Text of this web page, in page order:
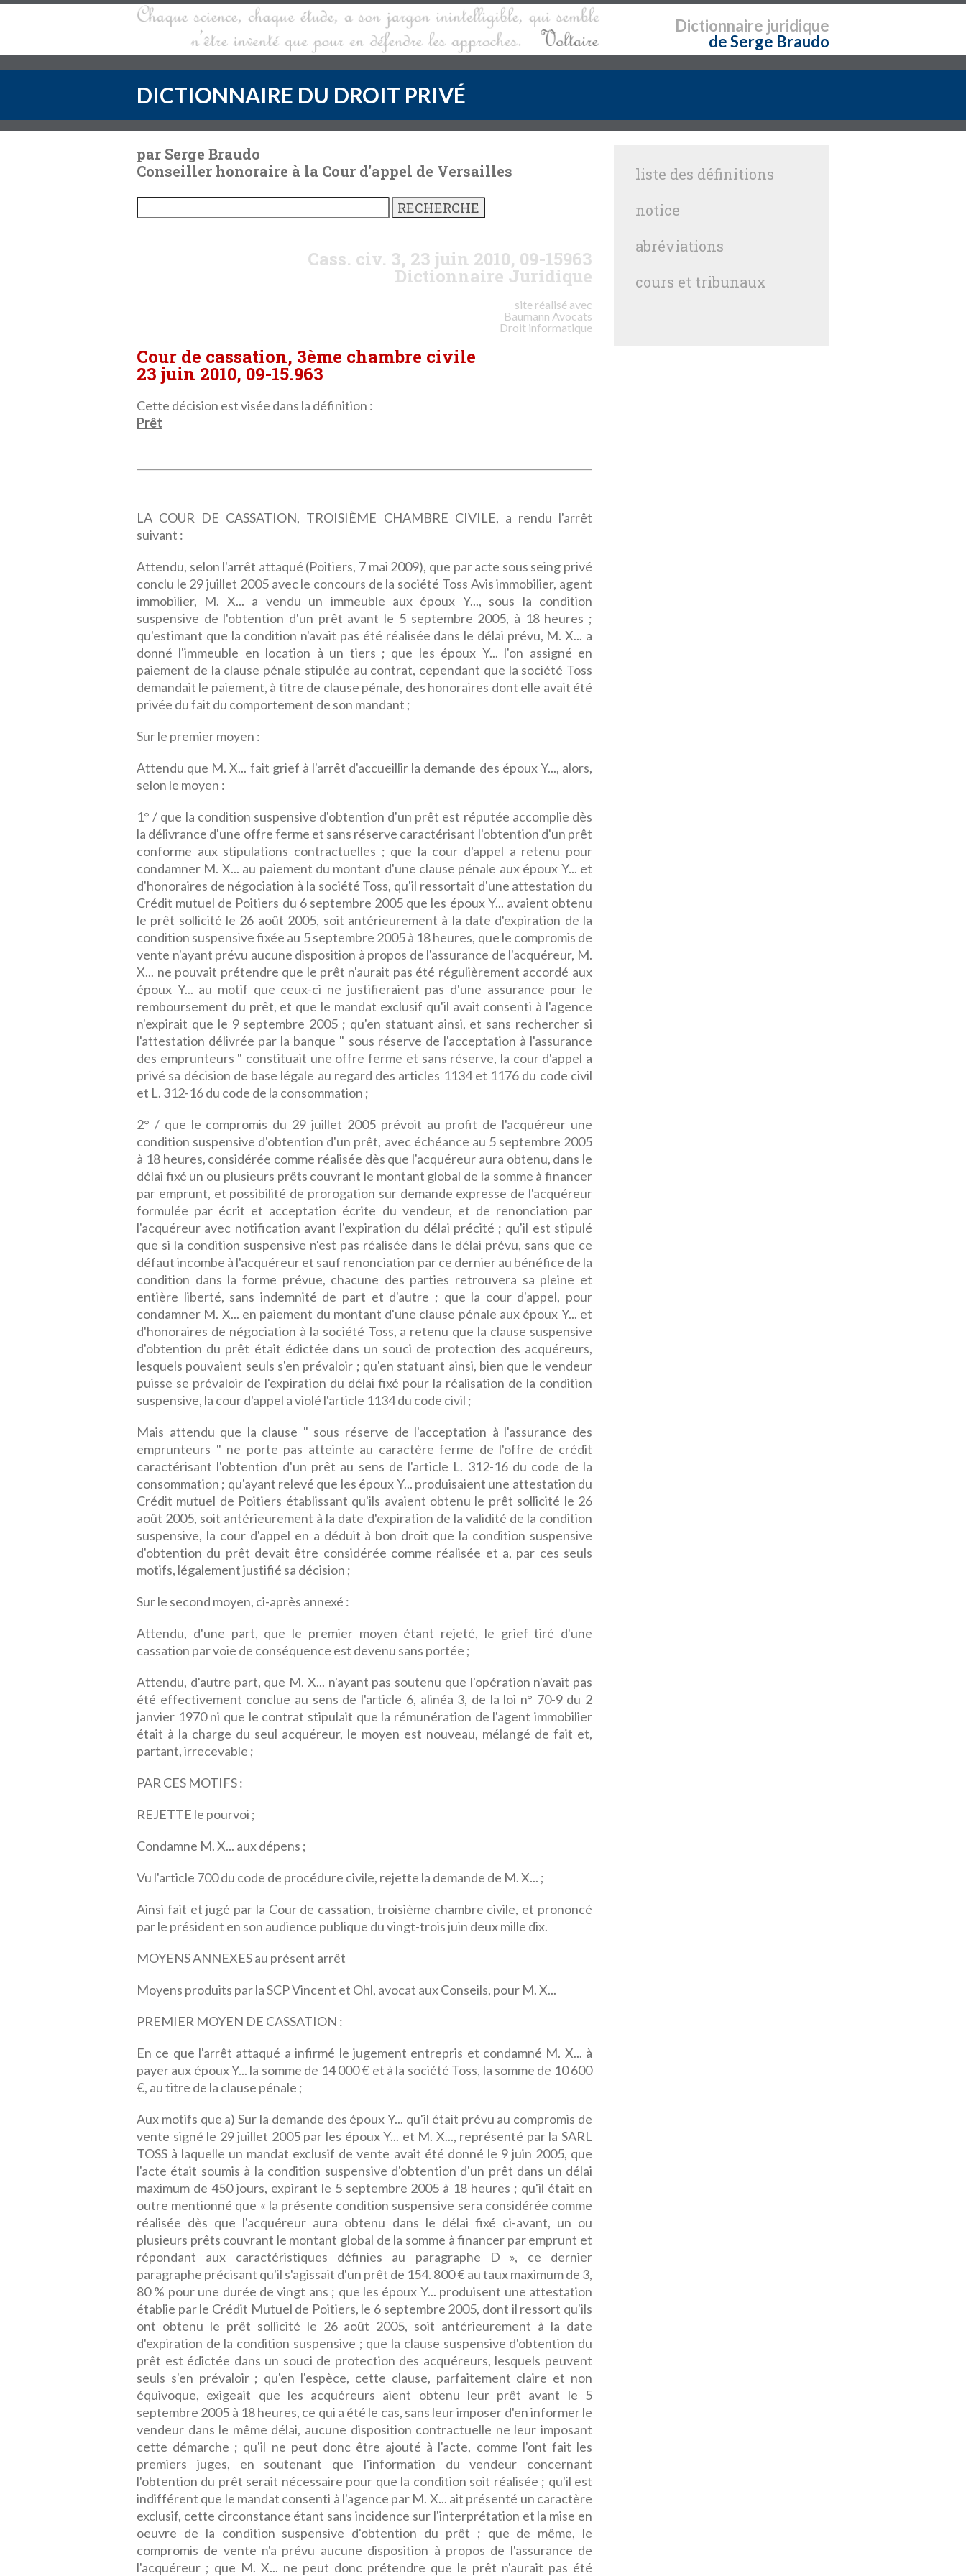
Dictionnaire juridique
de Serge Braudo
DICTIONNAIRE DU DROIT PRIVÉ
par Serge Braudo
Conseiller honoraire à la Cour d'appel de Versailles
Cass. civ. 3, 23 juin 2010, 09-15963
Dictionnaire Juridique
site réalisé avec
Baumann Avocats
Droit informatique
Cour de cassation, 3ème chambre civile
23 juin 2010, 09-15.963
Cette décision est visée dans la définition :
Prêt
LA COUR DE CASSATION, TROISIÈME CHAMBRE CIVILE, a rendu l'arrêt
suivant :
Attendu, selon l'arrêt attaqué (Poitiers, 7 mai 2009), que par acte sous seing privé
conclu le 29 juillet 2005 avec le concours de la société Toss Avis immobilier, agent
immobilier, M. X... a vendu un immeuble aux époux Y..., sous la condition
suspensive de l'obtention d'un prêt avant le 5 septembre 2005, à 18 heures ;
qu'estimant que la condition n'avait pas été réalisée dans le délai prévu, M. X... a
donné l'immeuble en location à un tiers ; que les époux Y... l'on assigné en
paiement de la clause pénale stipulée au contrat, cependant que la société Toss
demandait le paiement, à titre de clause pénale, des honoraires dont elle avait été
privée du fait du comportement de son mandant ;
Sur le premier moyen :
Attendu que M. X... fait grief à l'arrêt d'accueillir la demande des époux Y..., alors,
selon le moyen :
1° / que la condition suspensive d'obtention d'un prêt est réputée accomplie dès
la délivrance d'une offre ferme et sans réserve caractérisant l'obtention d'un prêt
conforme aux stipulations contractuelles ; que la cour d'appel a retenu pour
condamner M. X... au paiement du montant d'une clause pénale aux époux Y... et
d'honoraires de négociation à la société Toss, qu'il ressortait d'une attestation du
Crédit mutuel de Poitiers du 6 septembre 2005 que les époux Y... avaient obtenu
le prêt sollicité le 26 août 2005, soit antérieurement à la date d'expiration de la
condition suspensive fixée au 5 septembre 2005 à 18 heures, que le compromis de
vente n'ayant prévu aucune disposition à propos de l'assurance de l'acquéreur, M.
X... ne pouvait prétendre que le prêt n'aurait pas été régulièrement accordé aux
époux Y... au motif que ceux-ci ne justifieraient pas d'une assurance pour le
remboursement du prêt, et que le mandat exclusif qu'il avait consenti à l'agence
n'expirait que le 9 septembre 2005 ; qu'en statuant ainsi, et sans rechercher si
l'attestation délivrée par la banque " sous réserve de l'acceptation à l'assurance
des emprunteurs " constituait une offre ferme et sans réserve, la cour d'appel a
privé sa décision de base légale au regard des articles 1134 et 1176 du code civil
et L. 312-16 du code de la consommation ;
2° / que le compromis du 29 juillet 2005 prévoit au profit de l'acquéreur une
condition suspensive d'obtention d'un prêt, avec échéance au 5 septembre 2005
à 18 heures, considérée comme réalisée dès que l'acquéreur aura obtenu, dans le
délai fixé un ou plusieurs prêts couvrant le montant global de la somme à financer
par emprunt, et possibilité de prorogation sur demande expresse de l'acquéreur
formulée par écrit et acceptation écrite du vendeur, et de renonciation par
l'acquéreur avec notification avant l'expiration du délai précité ; qu'il est stipulé
que si la condition suspensive n'est pas réalisée dans le délai prévu, sans que ce
défaut incombe à l'acquéreur et sauf renonciation par ce dernier au bénéfice de la
condition dans la forme prévue, chacune des parties retrouvera sa pleine et
entière liberté, sans indemnité de part et d'autre ; que la cour d'appel, pour
condamner M. X... en paiement du montant d'une clause pénale aux époux Y... et
d'honoraires de négociation à la société Toss, a retenu que la clause suspensive
d'obtention du prêt était édictée dans un souci de protection des acquéreurs,
lesquels pouvaient seuls s'en prévaloir ; qu'en statuant ainsi, bien que le vendeur
puisse se prévaloir de l'expiration du délai fixé pour la réalisation de la condition
suspensive, la cour d'appel a violé l'article 1134 du code civil ;
Mais attendu que la clause " sous réserve de l'acceptation à l'assurance des
emprunteurs " ne porte pas atteinte au caractère ferme de l'offre de crédit
caractérisant l'obtention d'un prêt au sens de l'article L. 312-16 du code de la
consommation ; qu'ayant relevé que les époux Y... produisaient une attestation du
Crédit mutuel de Poitiers établissant qu'ils avaient obtenu le prêt sollicité le 26
août 2005, soit antérieurement à la date d'expiration de la validité de la condition
suspensive, la cour d'appel en a déduit à bon droit que la condition suspensive
d'obtention du prêt devait être considérée comme réalisée et a, par ces seuls
motifs, légalement justifié sa décision ;
Sur le second moyen, ci-après annexé :
Attendu, d'une part, que le premier moyen étant rejeté, le grief tiré d'une
cassation par voie de conséquence est devenu sans portée ;
Attendu, d'autre part, que M. X... n'ayant pas soutenu que l'opération n'avait pas
été effectivement conclue au sens de l'article 6, alinéa 3, de la loi n° 70-9 du 2
janvier 1970 ni que le contrat stipulait que la rémunération de l'agent immobilier
était à la charge du seul acquéreur, le moyen est nouveau, mélangé de fait et,
partant, irrecevable ;
PAR CES MOTIFS :
REJETTE le pourvoi ;
Condamne M. X... aux dépens ;
Vu l'article 700 du code de procédure civile, rejette la demande de M. X... ;
Ainsi fait et jugé par la Cour de cassation, troisième chambre civile, et prononcé
par le président en son audience publique du vingt-trois juin deux mille dix.
MOYENS ANNEXES au présent arrêt
Moyens produits par la SCP Vincent et Ohl, avocat aux Conseils, pour M. X...
PREMIER MOYEN DE CASSATION :
En ce que l'arrêt attaqué a infirmé le jugement entrepris et condamné M. X... à
payer aux époux Y... la somme de 14 000 € et à la société Toss, la somme de 10 600
€, au titre de la clause pénale ;
Aux motifs que a) Sur la demande des époux Y... qu'il était prévu au compromis de
vente signé le 29 juillet 2005 par les époux Y... et M. X..., représenté par la SARL
TOSS à laquelle un mandat exclusif de vente avait été donné le 9 juin 2005, que
l'acte était soumis à la condition suspensive d'obtention d'un prêt dans un délai
maximum de 450 jours, expirant le 5 septembre 2005 à 18 heures ; qu'il était en
outre mentionné que « la présente condition suspensive sera considérée comme
réalisée dès que l'acquéreur aura obtenu dans le délai fixé ci-avant, un ou
plusieurs prêts couvrant le montant global de la somme à financer par emprunt et
répondant aux caractéristiques définies au paragraphe D », ce dernier
paragraphe précisant qu'il s'agissait d'un prêt de 154. 800 € au taux maximum de 3,
80 % pour une durée de vingt ans ; que les époux Y... produisent une attestation
établie par le Crédit Mutuel de Poitiers, le 6 septembre 2005, dont il ressort qu'ils
ont obtenu le prêt sollicité le 26 août 2005, soit antérieurement à la date
d'expiration de la condition suspensive ; que la clause suspensive d'obtention du
prêt est édictée dans un souci de protection des acquéreurs, lesquels peuvent
seuls s'en prévaloir ; qu'en l'espèce, cette clause, parfaitement claire et non
équivoque, exigeait que les acquéreurs aient obtenu leur prêt avant le 5
septembre 2005 à 18 heures, ce qui a été le cas, sans leur imposer d'en informer le
vendeur dans le même délai, aucune disposition contractuelle ne leur imposant
cette démarche ; qu'il ne peut donc être ajouté à l'acte, comme l'ont fait les
premiers juges, en soutenant que l'information du vendeur concernant
l'obtention du prêt serait nécessaire pour que la condition soit réalisée ; qu'il est
indifférent que le mandat consenti à l'agence par M. X... ait présenté un caractère
exclusif, cette circonstance étant sans incidence sur l'interprétation et la mise en
oeuvre de la condition suspensive d'obtention du prêt ; que de même, le
compromis de vente n'a prévu aucune disposition à propos de l'assurance de
l'acquéreur ; que M. X... ne peut donc prétendre que le prêt n'aurait pas été
liste des définitions
notice
abréviations
cours et tribunaux